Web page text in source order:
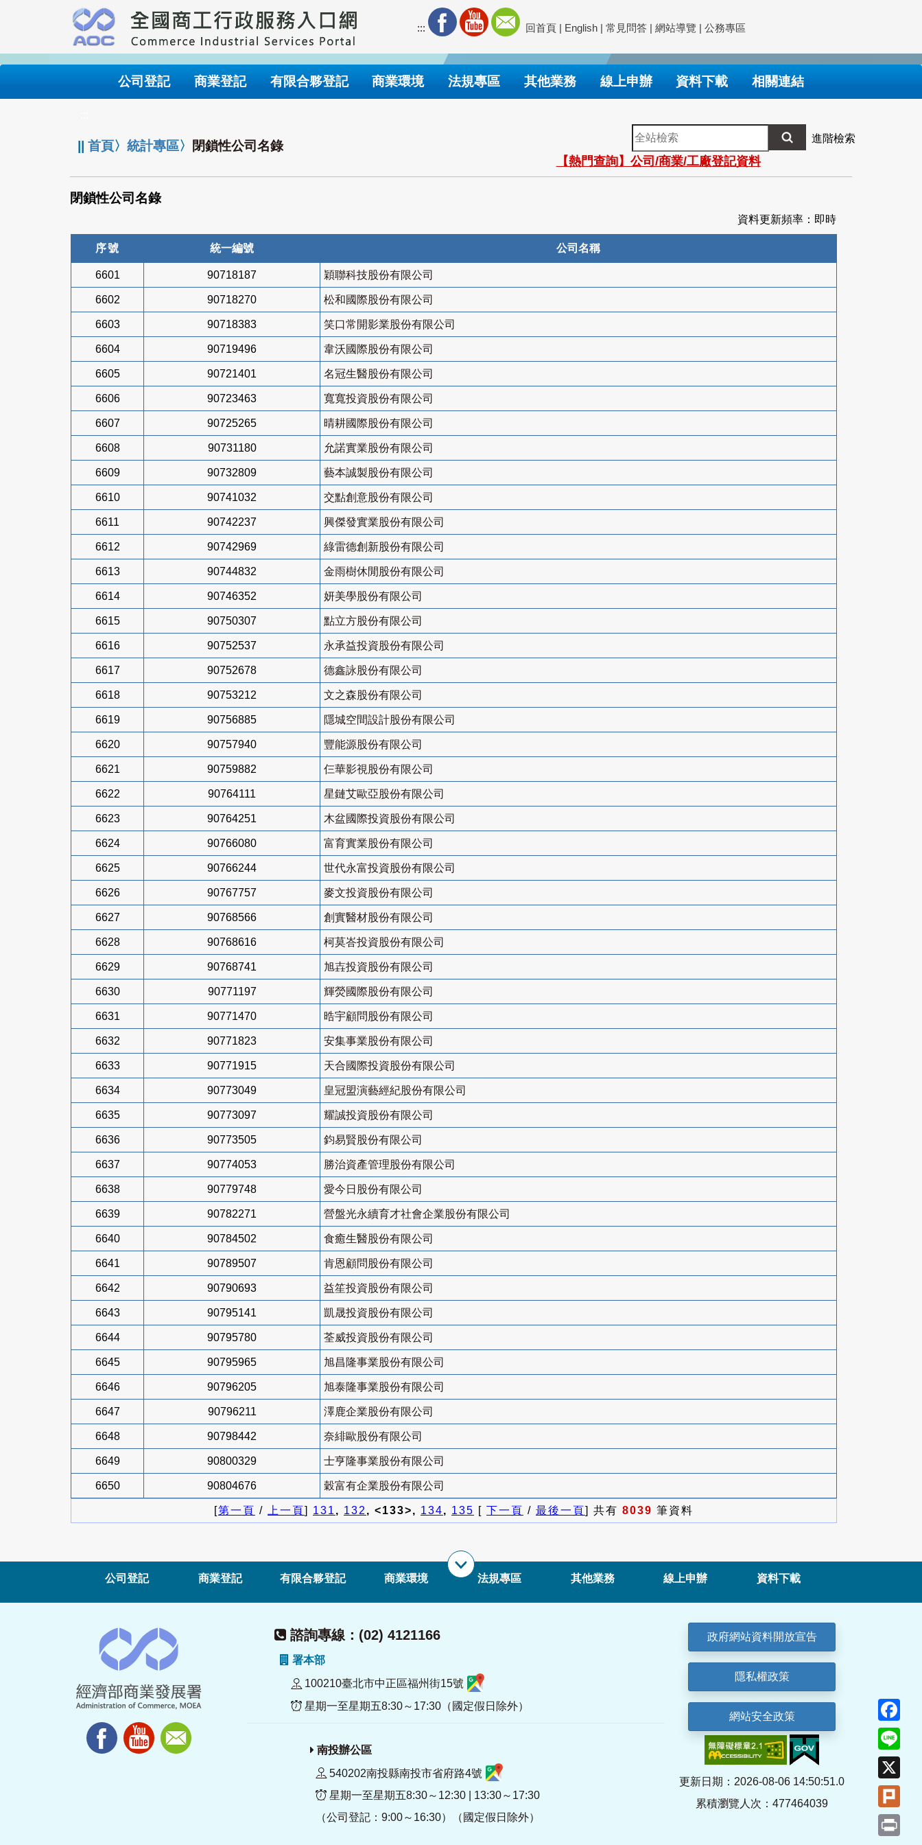
要
內
::: 回首頁 | English | 常見問答 | 網站導覽 | 公務專區
公司登記 商業登記 有限合夥登記 商業環境 法規專區 其他業務 線上申辦 資料下載 相關連結
||首頁〉統計專區〉 閉鎖性公司名錄
全
站
檢
索
進階檢索
【熱門查詢】公司/商業/工廠登記資料
閉鎖性公司名錄
資料更新頻率：即時
序號 統一編號 公司名稱
6601 90718187 穎聯科技股份有限公司
6602 90718270 松和國際股份有限公司
6603 90718383 笑口常開影業股份有限公司
6604 90719496 韋沃國際股份有限公司
6605 90721401 名冠生醫股份有限公司
6606 90723463 寬寬投資股份有限公司
6607 90725265 晴耕國際股份有限公司
6608 90731180 允諾實業股份有限公司
6609 90732809 藝本誠製股份有限公司
6610 90741032 交點創意股份有限公司
6611 90742237 興傑發實業股份有限公司
6612 90742969 綠雷德創新股份有限公司
6613 90744832 金雨樹休閒股份有限公司
6614 90746352 妍美學股份有限公司
6615 90750307 點立方股份有限公司
6616 90752537 永承益投資股份有限公司
6617 90752678 德鑫詠股份有限公司
6618 90753212 文之森股份有限公司
6619 90756885 隱城空間設計股份有限公司
6620 90757940 豐能源股份有限公司
6621 90759882 仨華影視股份有限公司
6622 90764111 星鏈艾歐亞股份有限公司
6623 90764251 木盆國際投資股份有限公司
6624 90766080 富育實業股份有限公司
6625 90766244 世代永富投資股份有限公司
6626 90767757 麥文投資股份有限公司
6627 90768566 創實醫材股份有限公司
6628 90768616 柯莫峇投資股份有限公司
6629 90768741 旭壵投資股份有限公司
6630 90771197 輝熒國際股份有限公司
6631 90771470 晧宇顧問股份有限公司
6632 90771823 安集事業股份有限公司
6633 90771915 天合國際投資股份有限公司
6634 90773049 皇冠盟演藝經紀股份有限公司
6635 90773097 耀誠投資股份有限公司
6636 90773505 鈞易賢股份有限公司
6637 90774053 勝治資產管理股份有限公司
6638 90779748 愛今日股份有限公司
6639 90782271 營盤光永續育才社會企業股份有限公司
6640 90784502 食癒生醫股份有限公司
6641 90789507 肯恩顧問股份有限公司
6642 90790693 益笙投資股份有限公司
6643 90795141 凱晟投資股份有限公司
6644 90795780 荃威投資股份有限公司
6645 90795965 旭昌隆事業股份有限公司
6646 90796205 旭泰隆事業股份有限公司
6647 90796211 澤鹿企業股份有限公司
6648 90798442 奈緋歐股份有限公司
6649 90800329 士亨隆事業股份有限公司
6650 90804676 穀富有企業股份有限公司
[第一頁 / 上一頁] 131, 132, <133>, 134, 135 [ 下一頁 / 最後一頁] 共有 8039 筆資料
公司登記 商業登記 有限合夥登記 商業環境 法規專區 其他業務 線上申辦 資料下載
諮詢專線：(02) 4121166
署本部
100210臺北市中正區福州街15號
星期一至星期五8:30～17:30（國定假日除外）
南投辦公區
540202南投縣南投市省府路4號
星期一至星期五8:30～12:30 | 13:30～17:30
（公司登記：9:00～16:30）（國定假日除外）
政府網站資料開放宣告
隱私權政策
網站安全政策
更新日期：2026-08-06 14:50:51.0
累積瀏覽人次：477464039